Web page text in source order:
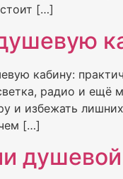
[…]
кабину:
радио и ещё
и избежать
[…]